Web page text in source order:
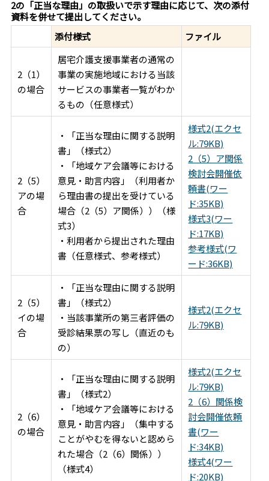
2の「正当な理由」の取扱いで示す理由に応じて、次の添付
資料を併せて提出してください。
添付様式
ファイル
2（1）
の場合
居宅介護支援事業者の通常の
事業の実施地域における当該
サービスの事業者一覧がわか
るもの（任意様式）
2（5）
アの場
合
・「正当な理由に関する説明
書」（様式2）
・「地域ケア会議等における
意見・助言内容」（利用者か
ら理由書の提出を受けている
場合（2（5）ア関係））（様
式3）
・利用者から提出された理由
書（任意様式、参考様式）
様式2(エクセ
ル:79KB)
2（5）ア関係
検討会開催依
頼書(ワー
ド:35KB)
様式3(ワー
ド:17KB)
参考様式(ワ
ード:36KB)
2（5）
イの場
合
・「正当な理由に関する説明
書」（様式2）
・当該事業所の第三者評価の
受診結果票の写し（直近のも
の）
様式2(エクセ
ル:79KB)
2（6）
の場合
・「正当な理由に関する説明
書」（様式2）
・「地域ケア会議等における
意見・助言内容」（集中する
ことがやむを得ないと認めら
れた場合（2（6）関係））
（様式4）
様式2(エクセ
ル:79KB)
2（6）関係検
討会開催依頼
書(ワー
ド:34KB)
様式4(ワー
ド:20KB)